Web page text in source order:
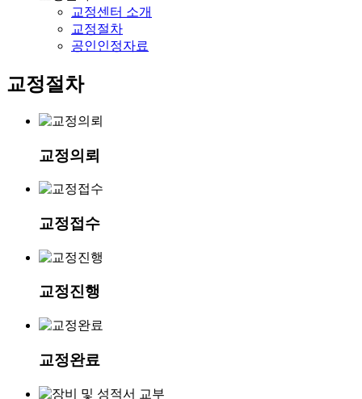
교정센터 소개
교정절차
공인인정자료
교정절차
교정의뢰
교정접수
교정진행
교정완료